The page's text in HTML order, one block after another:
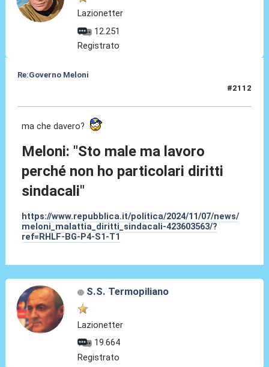
Lazionetter
12.251
Registrato
Re:Governo Meloni
#2112
ma che davero?
Meloni: "Sto male ma lavoro
perché non ho particolari diritti
sindacali"
https://www.repubblica.it/politica/2024/11/07/news/
meloni_malattia_diritti_sindacali-423603563/?
ref=RHLF-BG-P4-S1-T1
S.S. Termopiliano
Lazionetter
19.664
Registrato